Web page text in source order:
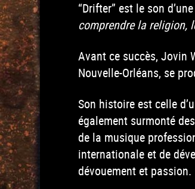
“Drifter” est le son
comprendre la religion,
Avant ce succès, Jovin
Nouvelle-Orléans, se
Son histoire est celle
également surmonté
de la musique
internationale et de
dévouement et passion.